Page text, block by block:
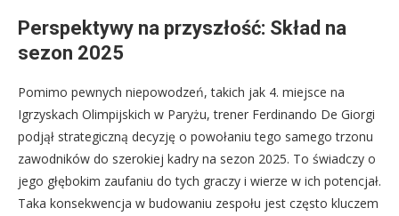
Perspektywy na przyszłość: Skład na
sezon 2025
Pomimo pewnych niepowodzeń, takich jak 4. miejsce na
Igrzyskach Olimpijskich w Paryżu, trener Ferdinando De Giorgi
podjął strategiczną decyzję o powołaniu tego samego trzonu
zawodników do szerokiej kadry na sezon 2025. To świadczy o
jego głębokim zaufaniu do tych graczy i wierze w ich potencjał.
Taka konsekwencja w budowaniu zespołu jest często kluczem